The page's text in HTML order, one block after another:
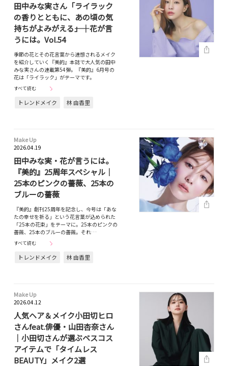
田中みな実さん「ライラック
の香りとともに、あの頃の気
持ちがよみがえる――」｜花が言
うには。Vol.54
季節の花とその花言葉から連想されるメイク
を紹介していく『美的』本誌で大人気の田中
みな実さんの連載第54弾。『美的』6月号の
花は「ライラック」がテーマです。
すべて読む
トレンドメイク 林 由香里
Make Up
2026.04.19
田中みな実・花が言うには。
『美的』25周年スペシャル｜
25本のピンクの薔薇、25本の
ブルーの薔薇
『美的』創刊25周年を記念し、今号は「あな
たの幸せを祈る」という花言葉が込められた
「25本の花束」をテーマに。25本のピンクの
薔薇、25本のブルーの薔薇。それ…
すべて読む
トレンドメイク 林 由香里
Make Up
2026.04.12
人気ヘア＆メイク小田切ヒロ
さんfeat.俳優・山田杏奈さん
｜小田切さんが選ぶベスコス
アイテムで「タイムレス
BEAUTY」メイク2選